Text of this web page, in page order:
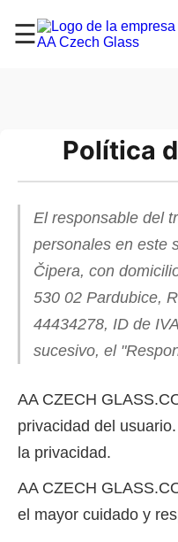
☰
Política
El responsable del
personales en este
Čipera, con
530 02 Pardubice,
44434278, ID de
sucesivo, el
AA CZECH
privacidad del
la privacidad.
AA CZECH
el mayor cuidado y